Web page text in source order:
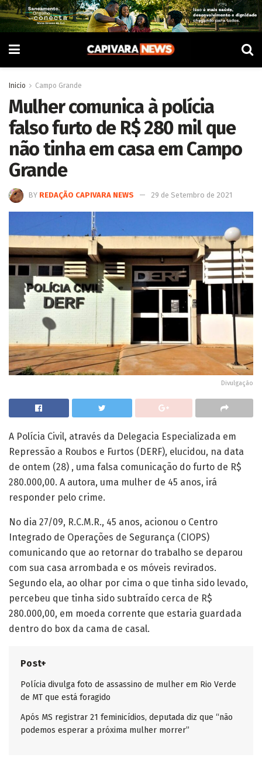
Inicio Campo Grande
Mulher comunica à polícia
falso furto de R$ 280 mil que
não tinha em casa em Campo
Grande
BY REDAÇÃO CAPIVARA NEWS 29 de Setembro de 2021
Divulgação
A Polícia Civil, através da Delegacia Especializada em
Repressão a Roubos e Furtos (DERF), elucidou, na data
de ontem (28) , uma falsa comunicação do furto de R$
280.000,00. A autora, uma mulher de 45 anos, irá
responder pelo crime.
No dia 27/09, R.C.M.R., 45 anos, acionou o Centro
Integrado de Operações de Segurança (CIOPS)
comunicando que ao retornar do trabalho se deparou
com sua casa arrombada e os móveis revirados.
Segundo ela, ao olhar por cima o que tinha sido levado,
percebeu que tinha sido subtraído cerca de R$
280.000,00, em moeda corrente que estaria guardada
dentro do box da cama de casal.
Post+
Polícia divulga foto de assassino de mulher em Rio Verde
de MT que está foragido
Após MS registrar 21 feminicídios, deputada diz que “não
podemos esperar a próxima mulher morrer”